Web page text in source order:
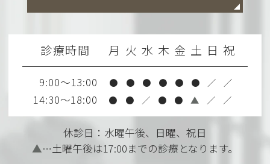
診療時間 月 火 水 木 金 土 日 祝
9:00～13:00 ● ● ● ● ● ● ／ ／
14:30～18:00 ● ● ／ ● ● ▲ ／ ／
休診日：水曜午後、日曜、祝日
▲…土曜午後は17:00までの診療となります。